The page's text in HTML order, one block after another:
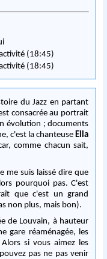
(18:45)
(18:45)
du Jazz en partant
consacrée au portrait
évolution ; documents
c'est la chanteuse Ella
comme chacun sait,
me suis laissé dire que
pourquoi pas. C'est
que c'est un grand
non plus, mais bon).
de Louvain, à hauteur
gare réaménagée, les
si vous aimez les
pas ne pas venir